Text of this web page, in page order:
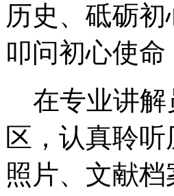
历史、砥砺
叩问初心使
在专业讲解
区，认真聆
照片、文献